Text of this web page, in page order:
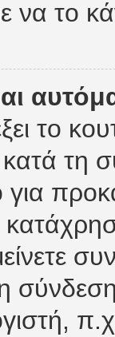
να το
το
κατά τη